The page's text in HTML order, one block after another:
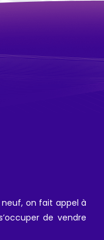
neuf, on fait appel à
de vendre